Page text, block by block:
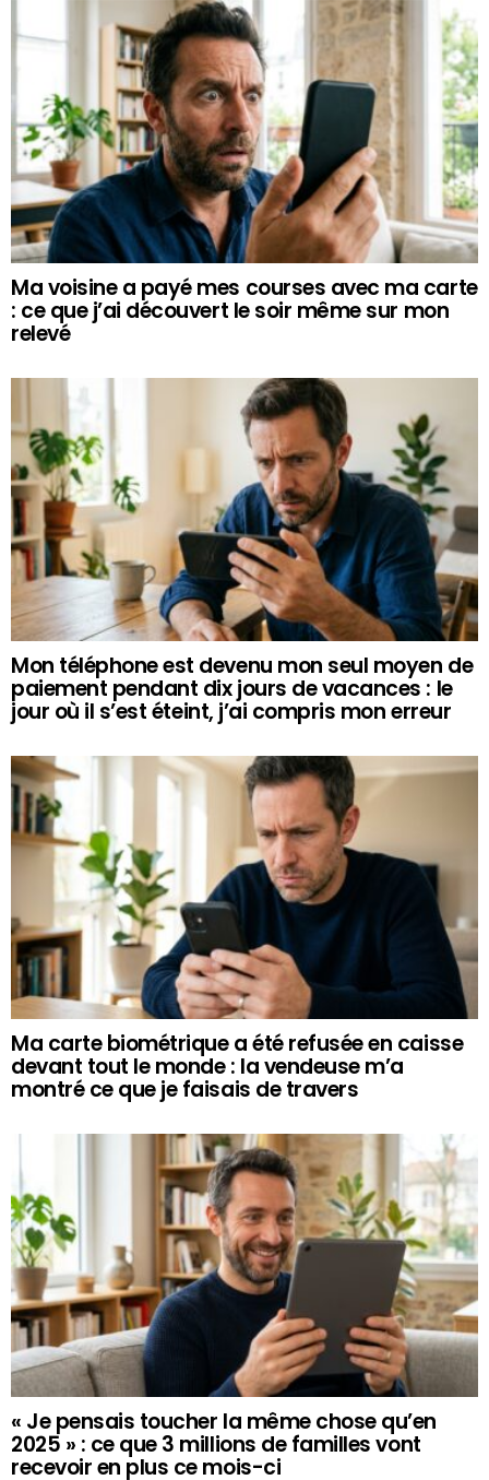
Ma voisine a payé mes courses avec ma carte
: ce que j’ai découvert le soir même sur mon
relevé
Mon téléphone est devenu mon seul moyen de
paiement pendant dix jours de vacances : le
jour où il s’est éteint, j’ai compris mon erreur
Ma carte biométrique a été refusée en caisse
devant tout le monde : la vendeuse m’a
montré ce que je faisais de travers
« Je pensais toucher la même chose qu’en
2025 » : ce que 3 millions de familles vont
recevoir en plus ce mois-ci